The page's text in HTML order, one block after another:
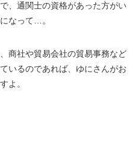
、通関士の資格があった方がい
なって…。
商社や貿易会社の貿易事務など
いるのであれば、ゆにさんがお
よ。